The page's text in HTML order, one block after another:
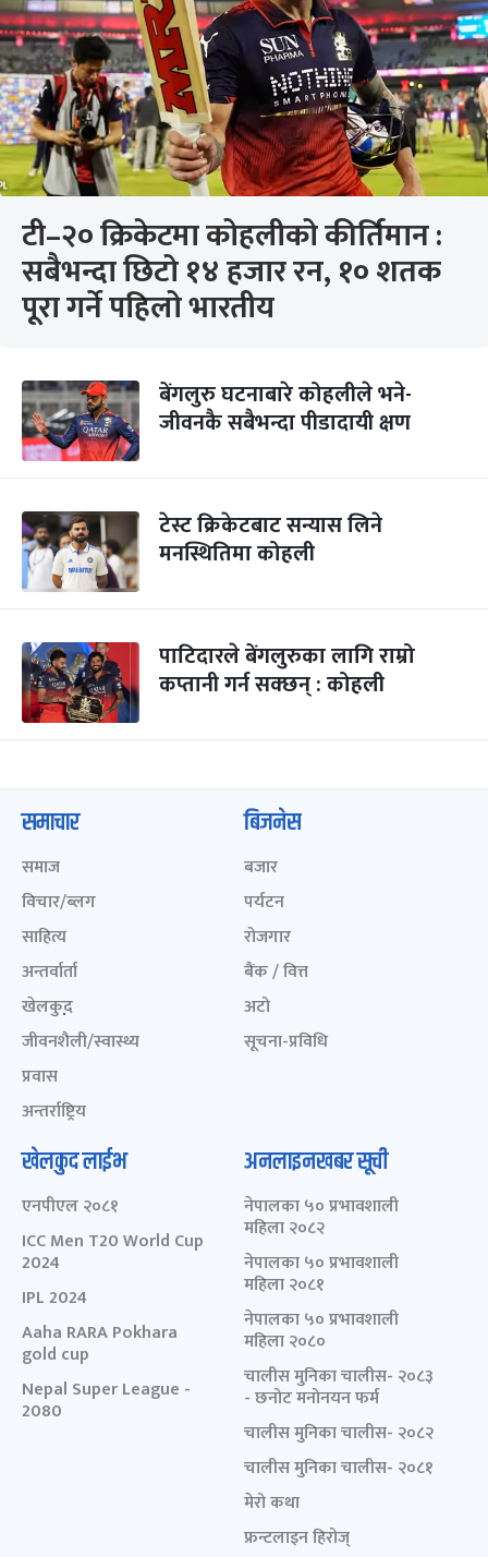
टी–२० क्रिकेटमा कोहलीको कीर्तिमान :
सबैभन्दा छिटो १४ हजार रन, १० शतक
पूरा गर्ने पहिलो भारतीय
बेंगलुरु घटनाबारे कोहलीले भने-
जीवनकै सबैभन्दा पीडादायी क्षण
टेस्ट क्रिकेटबाट सन्यास लिने
मनस्थितिमा कोहली
पाटिदारले बेंगलुरुका लागि राम्रो
कप्तानी गर्न सक्छन् : कोहली
समाचार
समाज
विचार/ब्लग
साहित्य
अन्तर्वार्ता
खेलकुद़़
जीवनशैली/स्वास्थ्य
प्रवास
अन्तर्राष्ट्रिय
बिजनेस
बजार
पर्यटन
रोजगार
बैंक / वित्त
अटो
सूचना-प्रविधि
खेलकुद लाईभ
एनपीएल २०८१
ICC Men T20 World Cup
2024
IPL 2024
Aaha RARA Pokhara
gold cup
Nepal Super League -
2080
अनलाइनखबर सूची
नेपालका ५० प्रभावशाली
महिला २०८२
नेपालका ५० प्रभावशाली
महिला २०८१
नेपालका ५० प्रभावशाली
महिला २०८०
चालीस मुनिका चालीस- २०८३
- छनोट मनोनयन फर्म
चालीस मुनिका चालीस- २०८२
चालीस मुनिका चालीस- २०८१
मेरो कथा
फ्रन्टलाइन हिरोज्